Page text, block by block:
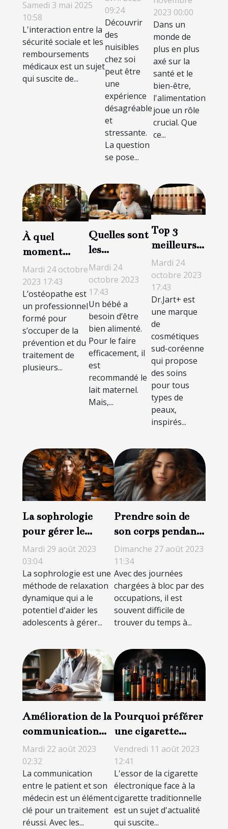
influence les
remboursements
médicaux
Samedi 3 mai 2025
10:58
L'interaction entre la
sécurité sociale et les
remboursements
médicaux est un sujet
qui suscite de...
lutte
contre les
nuisibles
09:24
Découvrir
des
nuisibles
chez soi
peut être
une
expérience
désagréable
et
stressante.
La question
se pose...
booster
votre
bien-être
2023 00:00
Dans un
monde de
plus en plus
axé sur la
santé et le
bien-être,
l'alimentation
joue un rôle
crucial. Que
ce...
À quel
moment
doit-on
consulter
l’ostéopathe ?
Mardi 24 octobre
2023 17:43
L’ostéopathe est
un professionnel
formé pour
s’occuper de la
prévention et du
traitement de
plusieurs...
Quelles sont
les
meilleures
grignoteuses
pour bébé ?
Mardi 24
octobre 2023
17:43
Un bébé a
besoin d’être
bien alimenté.
Pour le faire
efficacement, il
est
recommandé le
lait maternel.
Mais,...
Top 3
meilleurs
crèmes de
Dr.Jart+
Mardi 24
octobre 2023
17:43
Dr.Jart+ est
une marque
de
cosmétiques
sud-coréenne
qui propose
des soins
pour tous
types de
peaux,
inspirés...
La sophrologie
pour gérer le
stress chez les
adolescents
Mardi 29 août 2023
03:04
La sophrologie est une
méthode de relaxation
dynamique qui a le
potentiel d'aider les
adolescents à gérer...
Prendre soin de
son corps pendant
la nuit : des
astuces pour avoir
un regard plein de
peps
Dimanche 27 août 2023
11:34
Avec des journées
chargées à bloc par des
occupations, il est
souvent difficile de
trouver du temps à...
Amélioration de la
communication
patient-médecin
grâce à la
téléconsultation
Mardi 22 août 2023
02:32
La communication
entre le patient et son
médecin est un élément
clé pour un traitement
réussi. Avec les...
Pourquoi préférer
une cigarette
électronique à une
cigarette
traditionnelle ?
Vendredi 11 août 2023
12:41
L'essor de la cigarette
électronique face à la
cigarette traditionnelle
est un sujet d'actualité
qui suscite...